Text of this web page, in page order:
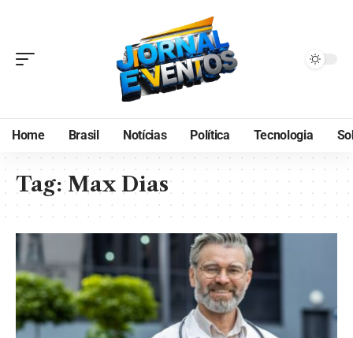
Home Brasil Notícias Política Tecnologia
Tag:Max Dias